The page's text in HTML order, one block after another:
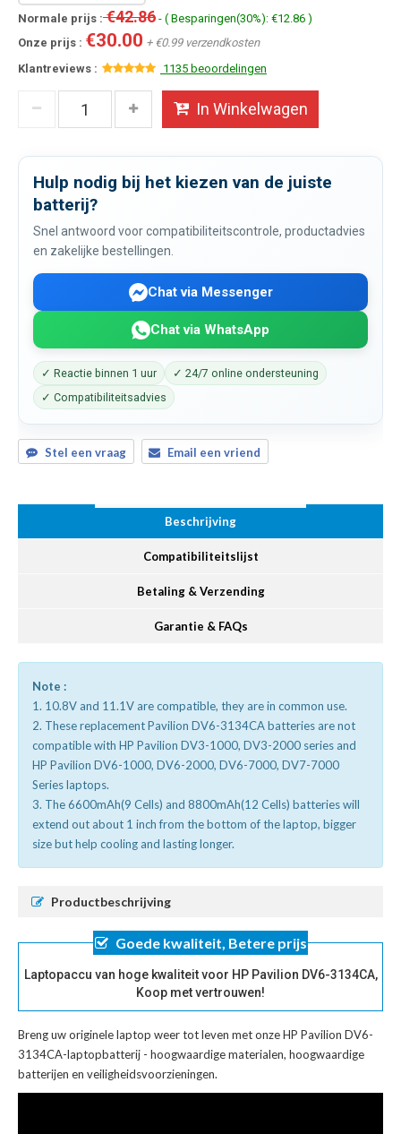
Normale prijs :€42.86 - ( Besparingen(30%): €12.86 )
Onze prijs : €30.00 + €0.99 verzendkosten
Klantreviews :
1135 beoordelingen
In Winkelwagen
Hulp nodig bij het kiezen van de juiste
batterij?
Snel antwoord voor compatibiliteitscontrole, productadvies
en zakelijke bestellingen.
Chat via Messenger
Chat via WhatsApp
✓ Reactie binnen 1 uur
✓ 24/7 online ondersteuning
✓ Compatibiliteitsadvies
Stel een vraag Email een vriend
Beschrijving
Compatibiliteitslijst
Betaling & Verzending
Garantie & FAQs
Note :
1. 10.8V and 11.1V are compatible, they are in common use.
2. These replacement Pavilion DV6-3134CA batteries are not
compatible with HP Pavilion DV3-1000, DV3-2000 series and
HP Pavilion DV6-1000, DV6-2000, DV6-7000, DV7-7000
Series laptops.
3. The 6600mAh(9 Cells) and 8800mAh(12 Cells) batteries will
extend out about 1 inch from the bottom of the laptop, bigger
size but help cooling and lasting longer.
Productbeschrijving
Goede kwaliteit, Betere prijs
Laptopaccu van hoge kwaliteit voor HP Pavilion DV6-3134CA,
Koop met vertrouwen!
Breng uw originele laptop weer tot leven met onzeHP Pavilion DV6-
3134CA-laptopbatterij - hoogwaardige materialen, hoogwaardige
batterijen en veiligheidsvoorzieningen.